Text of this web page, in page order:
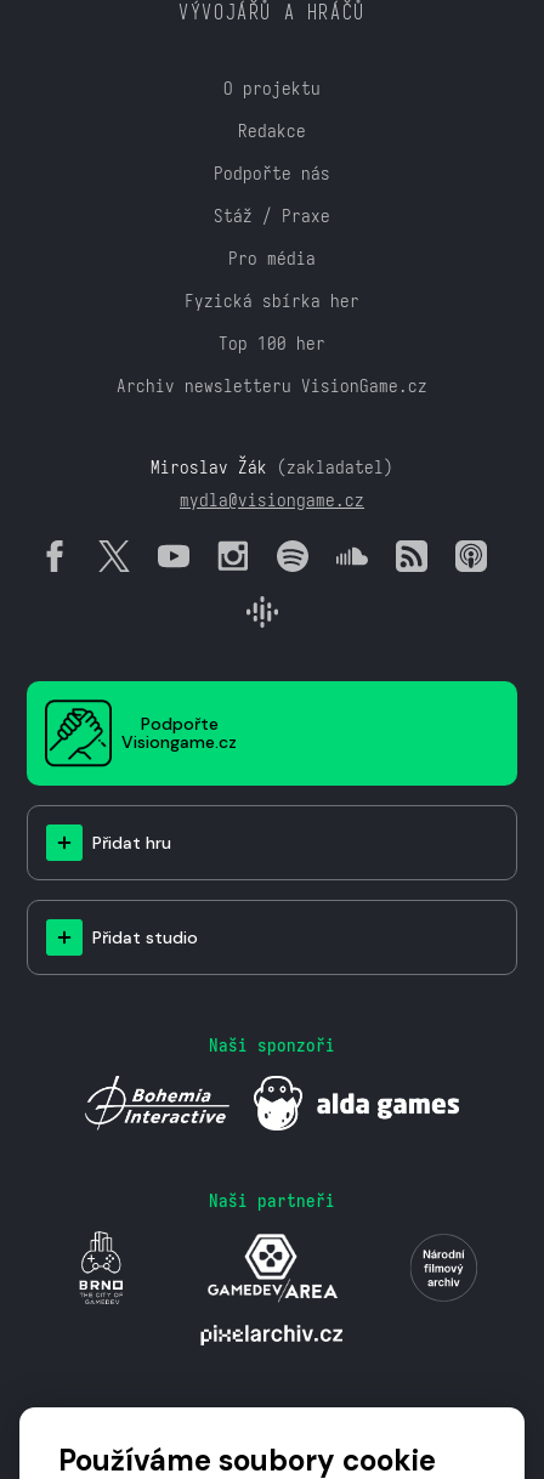
VÝVOJÁŘŮ A HRÁČŮ
O projektu
Redakce
Podpořte nás
Stáž / Praxe
Pro média
Fyzická sbírka her
Top 100 her
Archiv newsletteru VisionGame.cz
Miroslav Žák (zakladatel)
mydla@visiongame.cz
Podpořte
Visiongame.cz
Přidat hru
Přidat studio
Naši sponzoři
Naši partneři
Používáme soubory cookie